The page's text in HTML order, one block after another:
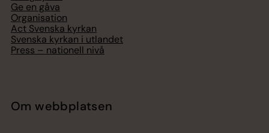
Ge en gåva
Organisation
Act Svenska kyrkan
Svenska kyrkan i utlandet
Press – nationell nivå
Om webbplatsen